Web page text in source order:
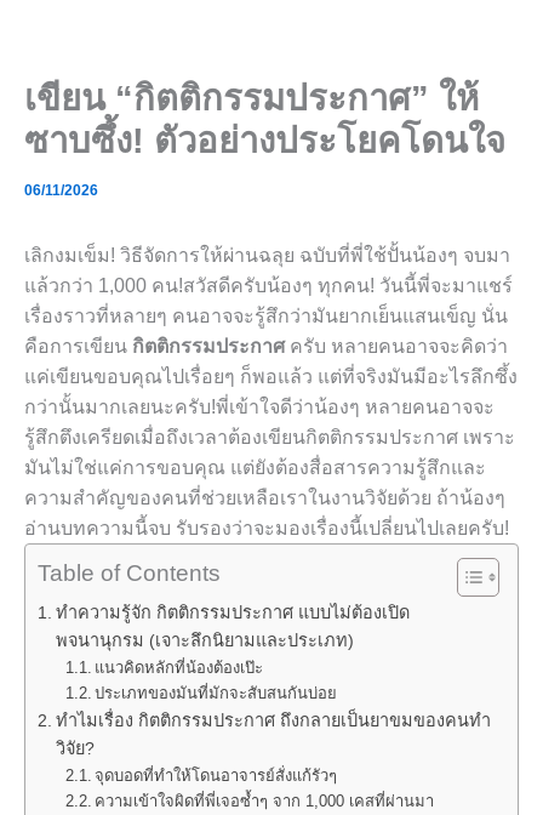
content
เขียน “กิตติกรรมประกาศ” ให้
ซาบซึ้ง! ตัวอย่างประโยคโดนใจ
06/11/2026
เลิกงมเข็ม! วิธีจัดการให้ผ่านฉลุย ฉบับที่พี่ใช้ปั้นน้องๆ จบมา
แล้วกว่า 1,000 คน!สวัสดีครับน้องๆ ทุกคน! วันนี้พี่จะมาแชร์
เรื่องราวที่หลายๆ คนอาจจะรู้สึกว่ามันยากเย็นแสนเข็ญ นั่น
คือการเขียน กิตติกรรมประกาศครับ หลายคนอาจจะคิดว่า
แค่เขียนขอบคุณไปเรื่อยๆ ก็พอแล้ว แต่ที่จริงมันมีอะไรลึกซึ้ง
กว่านั้นมากเลยนะครับ!พี่เข้าใจดีว่าน้องๆ หลายคนอาจจะ
รู้สึกตึงเครียดเมื่อถึงเวลาต้องเขียนกิตติกรรมประกาศ เพราะ
มันไม่ใช่แค่การขอบคุณ แต่ยังต้องสื่อสารความรู้สึกและ
ความสำคัญของคนที่ช่วยเหลือเราในงานวิจัยด้วย ถ้าน้องๆ
อ่านบทความนี้จบ รับรองว่าจะมองเรื่องนี้เปลี่ยนไปเลยครับ!
Table of Contents
ทำความรู้จัก กิตติกรรมประกาศ แบบไม่ต้องเปิด
พจนานุกรม (เจาะลึกนิยามและประเภท)
แนวคิดหลักที่น้องต้องเป๊ะ
ประเภทของมันที่มักจะสับสนกันบ่อย
ทำไมเรื่อง กิตติกรรมประกาศ ถึงกลายเป็นยาขมของคนทำ
วิจัย?
จุดบอดที่ทำให้โดนอาจารย์สั่งแก้รัวๆ
ความเข้าใจผิดที่พี่เจอซ้ำๆ จาก 1,000 เคสที่ผ่านมา